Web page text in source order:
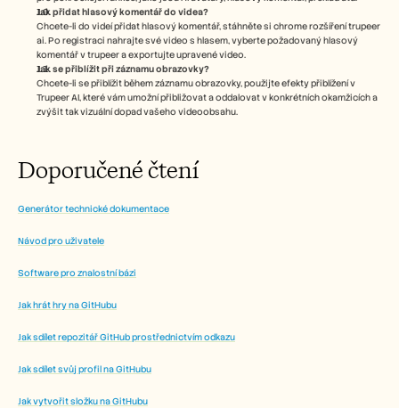
Jak přidat hlasový komentář do videa?
Chcete-li do videí přidat hlasový komentář, stáhněte si chrome rozšíření trupeer
ai. Po registraci nahrajte své video s hlasem, vyberte požadovaný hlasový
komentář v trupeer a exportujte upravené video.
Jak se přiblížit při záznamu obrazovky?
Chcete-li se přiblížit během záznamu obrazovky, použijte efekty přiblížení v
Trupeer AI, které vám umožní přibližovat a oddalovat v konkrétních okamžicích a
zvýšit tak vizuální dopad vašeho videoobsahu.
Doporučené čtení
Generátor technické dokumentace
Návod pro uživatele
Software pro znalostní bázi
Jak hrát hry na GitHubu
Jak sdílet repozitář GitHub prostřednictvím odkazu
Jak sdílet svůj profil na GitHubu
Jak vytvořit složku na GitHubu